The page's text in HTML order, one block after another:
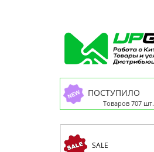
ПОСТУПИЛО
Товаров 707 шт.
SALE